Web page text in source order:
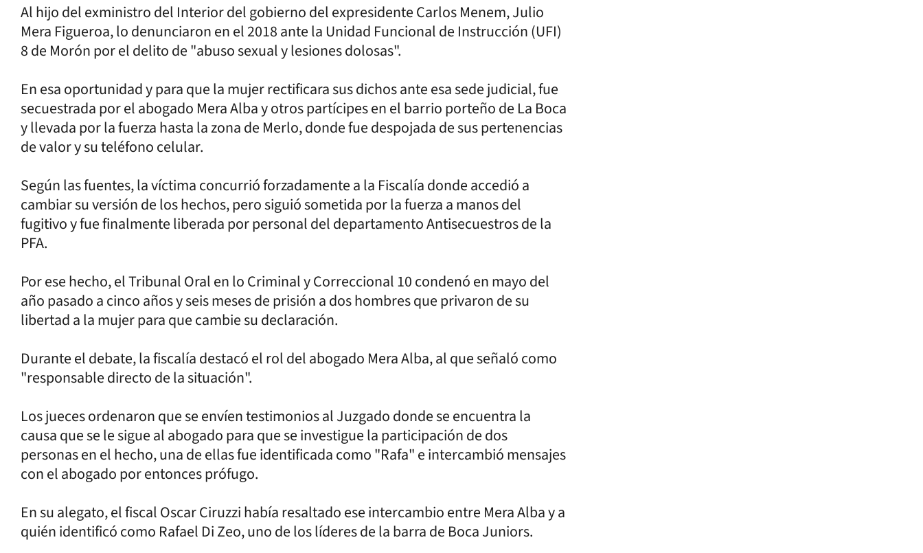
Al hijo del exministro del Interior del gobierno del expresidente Carlos Menem, Julio
Mera Figueroa, lo denunciaron en el 2018 ante la Unidad Funcional de Instrucción (UFI)
8 de Morón por el delito de "abuso sexual y lesiones dolosas".
En esa oportunidad y para que la mujer rectificara sus dichos ante esa sede judicial, fue
secuestrada por el abogado Mera Alba y otros partícipes en el barrio porteño de La Boca
y llevada por la fuerza hasta la zona de Merlo, donde fue despojada de sus pertenencias
de valor y su teléfono celular.
Según las fuentes, la víctima concurrió forzadamente a la Fiscalía donde accedió a
cambiar su versión de los hechos, pero siguió sometida por la fuerza a manos del
fugitivo y fue finalmente liberada por personal del departamento Antisecuestros de la
PFA.
Por ese hecho, el Tribunal Oral en lo Criminal y Correccional 10 condenó en mayo del
año pasado a cinco años y seis meses de prisión a dos hombres que privaron de su
libertad a la mujer para que cambie su declaración.
Durante el debate, la fiscalía destacó el rol del abogado Mera Alba, al que señaló como
"responsable directo de la situación".
Los jueces ordenaron que se envíen testimonios al Juzgado donde se encuentra la
causa que se le sigue al abogado para que se investigue la participación de dos
personas en el hecho, una de ellas fue identificada como "Rafa" e intercambió mensajes
con el abogado por entonces prófugo.
En su alegato, el fiscal Oscar Ciruzzi había resaltado ese intercambio entre Mera Alba y a
quién identificó como Rafael Di Zeo, uno de los líderes de la barra de Boca Juniors.